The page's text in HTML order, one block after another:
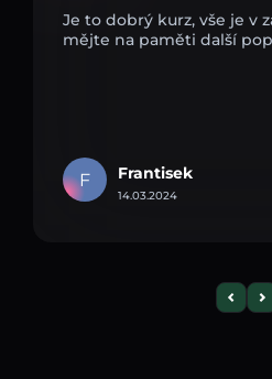
Je to dobrý kurz, vše je v
mějte na paměti další
F Frantisek
14.03.2024